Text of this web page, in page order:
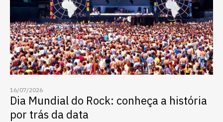
16/07/2026
Dia Mundial do Rock: conheça a história
por trás da data
vagas para início de curso
vagas a partir do 2º ano de curso